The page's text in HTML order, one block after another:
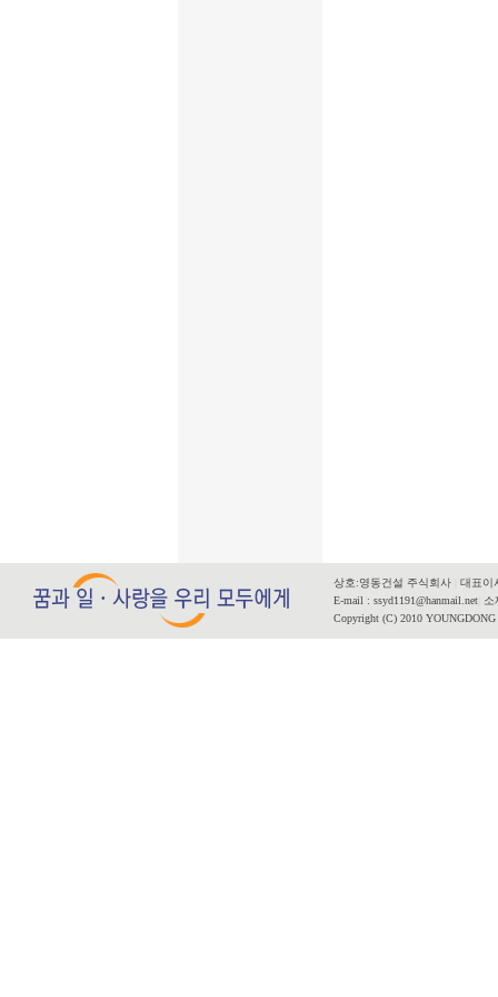
상호:영동건설 주식회사
대표이
E-mail : ssyd1191@hanmail.net 소
Copyright (C) 2010